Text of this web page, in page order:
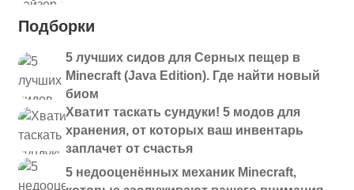
Подборки
5 лучших сидов для Серных пещер в
Minecraft (Java Edition). Где найти новый
биом
Хватит таскать сундуки! 5 модов для
хранения, от которых ваш инвентарь
заплачет от счастья
5 недооценённых механик Minecraft,